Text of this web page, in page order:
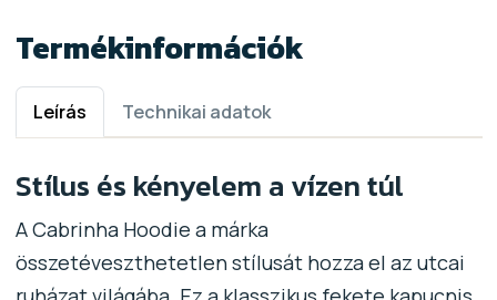
Termékinformációk
Leírás Technikai adatok
Stílus és kényelem a vízen túl
A Cabrinha Hoodie a márka
összetéveszthetetlen stílusát hozza el az utcai